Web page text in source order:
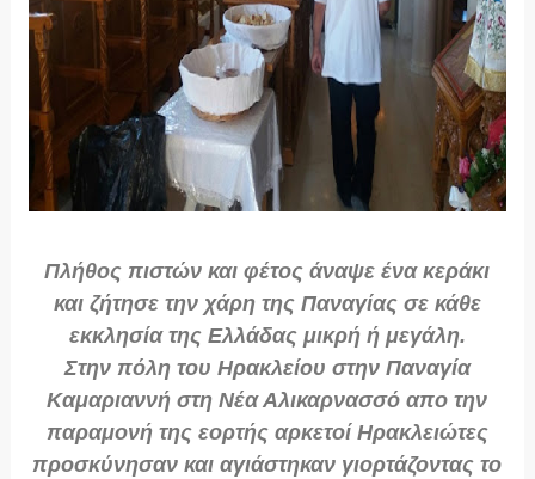
Πλήθος πιστών και φέτος άναψε ένα κεράκι
και ζήτησε την χάρη της Παναγίας σε κάθε
εκκλησία της Ελλάδας μικρή ή μεγάλη.
Στην πόλη του Ηρακλείου στην Παναγία
Καμαριαννή στη Νέα Αλικαρνασσό απο την
παραμονή της εορτής αρκετοί Ηρακλειώτες
προσκύνησαν και αγιάστηκαν γιορτάζοντας το